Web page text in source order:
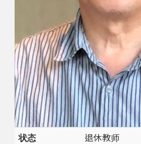
状态 退休教师